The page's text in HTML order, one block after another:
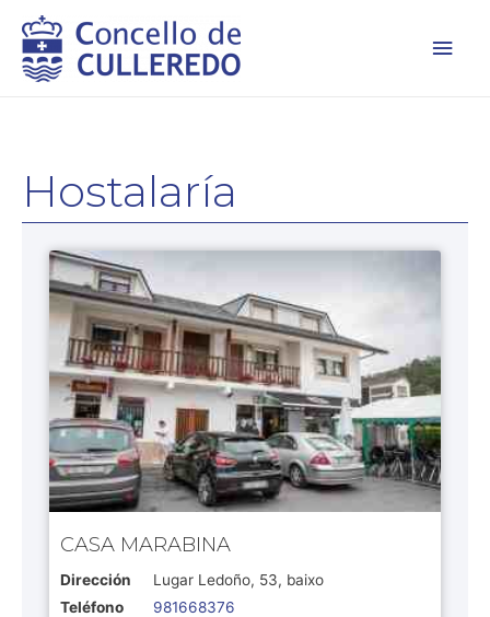
Hostalaría
CASA MARABINA
Dirección
Lugar Ledoño, 53, baixo
Teléfono
981668376